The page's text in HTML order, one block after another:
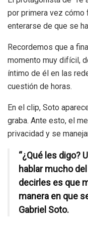
por primera vez cómo
enterarse de que se
Recordemos que a
momento muy difícil,
íntimo de él en las
cuestión de horas.
En el clip, Soto
graba. Ante esto, el
privacidad y se
“¿Qué les digo?
hablar mucho
decirles es que
manera en que
Gabriel Soto.